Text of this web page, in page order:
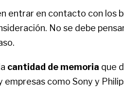
entrar en contacto con los
No se debe
cantidad de memoria que
como Sony y